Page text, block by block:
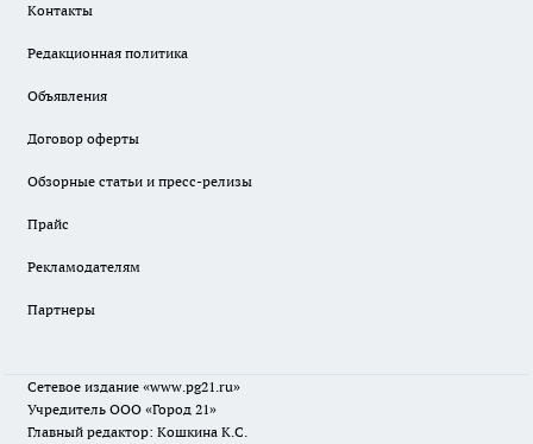
Контакты
Редакционная политика
Объявления
Договор оферты
Обзорные статьи и пресс-релизы
Прайс
Рекламодателям
Партнеры
Сетевое издание «www.pg21.ru»
Учредитель ООО «Город 21»
Главный редактор: Кошкина К.С.